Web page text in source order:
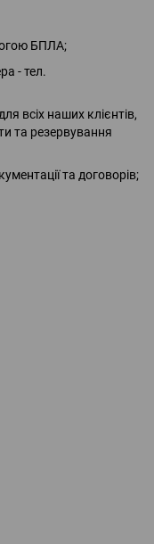
БПЛА;
- тел.
всіх наших клієнтів,
та резервування
та договорів;